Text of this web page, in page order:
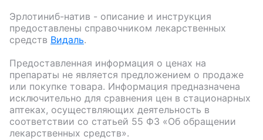
Эрлотиниб-натив - описание и инструкция
предоставлены справочником лекарственных
средств Видаль.
Предоставленная информация о ценах на
препараты не является предложением о продаже
или покупке товара. Информация предназначена
исключительно для сравнения цен в стационарных
аптеках, осуществляющих деятельность в
соответствии со статьей 55 ФЗ «Об обращении
лекарственных средств».